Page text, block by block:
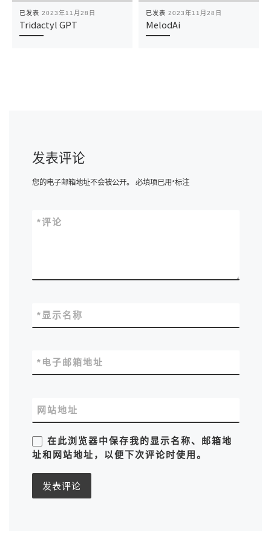
已发表 2023年11月28日
Tridactyl GPT
已发表 2023年11月28日
MelodAi
发表评论
您的电子邮箱地址不会被公开。 必填项已用*标注
评论
*
显示名称
*
电子邮箱地址
*
网站地址
在此浏览器中保存我的显示名称、邮箱地
址和网站地址，以便下次评论时使用。